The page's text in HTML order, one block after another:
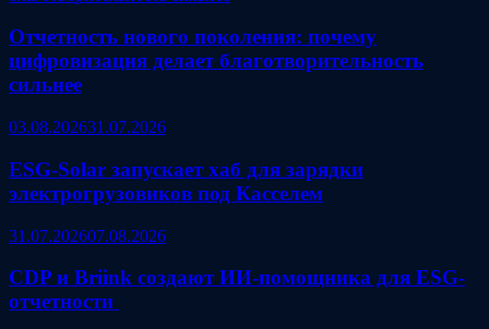
Отчетность нового поколения: почему
цифровизация делает благотворительность
сильнее
03.08.202631.07.2026
ESG‑Solar запускает хаб для зарядки
электрогрузовиков под Касселем
31.07.202607.08.2026
CDP и Briink создают ИИ‑помощника для ESG-
отчетности